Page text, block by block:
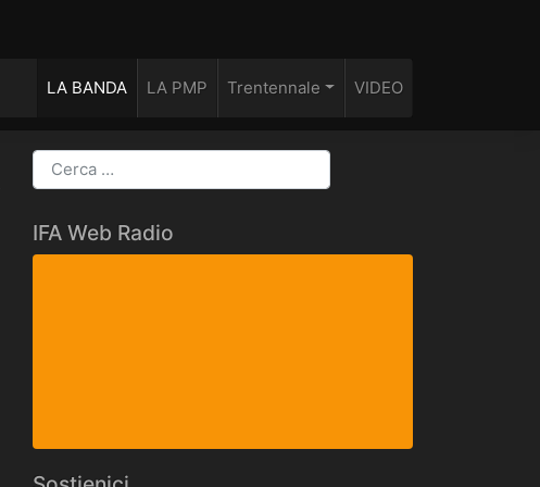
LA BANDA LA PMP Trentennale VIDEO
IFA Web Radio